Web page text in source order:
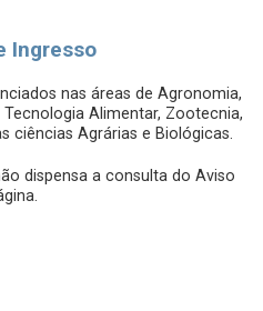
Ingresso
nas áreas de Agronomia,
Alimentar, Zootecnia,
ciências Agrárias e Biológicas.
dispensa a consulta do Aviso